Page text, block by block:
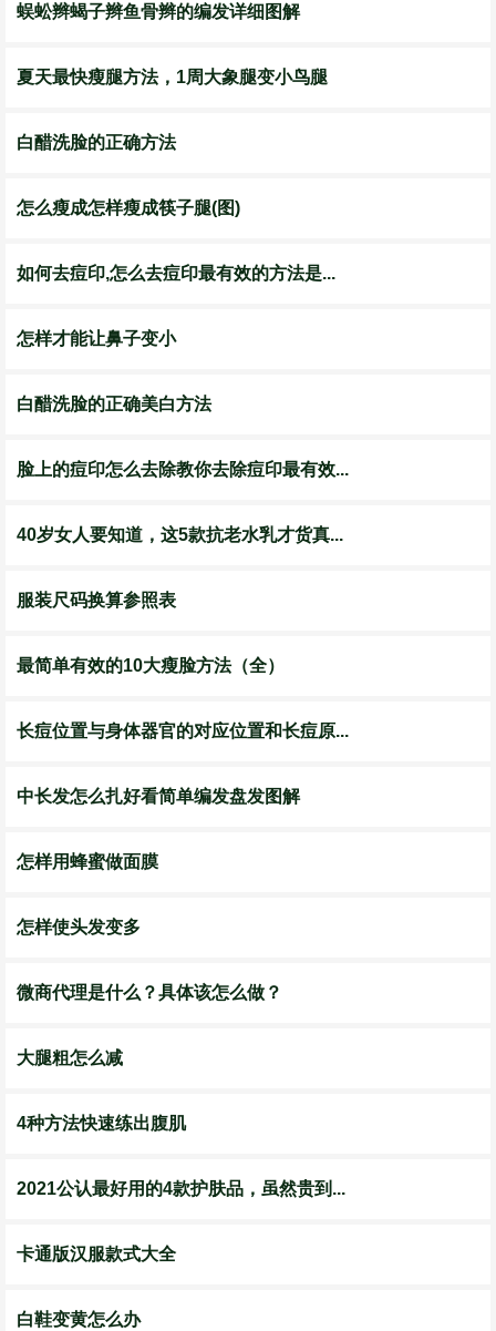
蜈蚣辫蝎子辫鱼骨辫的编发详细图解
夏天最快瘦腿方法，1周大象腿变小鸟腿
白醋洗脸的正确方法
怎么瘦成怎样瘦成筷子腿(图)
如何去痘印,怎么去痘印最有效的方法是...
怎样才能让鼻子变小
白醋洗脸的正确美白方法
脸上的痘印怎么去除教你去除痘印最有效...
40岁女人要知道，这5款抗老水乳才货真...
服装尺码换算参照表
最简单有效的10大瘦脸方法（全）
长痘位置与身体器官的对应位置和长痘原...
中长发怎么扎好看简单编发盘发图解
怎样用蜂蜜做面膜
怎样使头发变多
微商代理是什么？具体该怎么做？
大腿粗怎么减
4种方法快速练出腹肌
2021公认最好用的4款护肤品，虽然贵到...
卡通版汉服款式大全
白鞋变黄怎么办